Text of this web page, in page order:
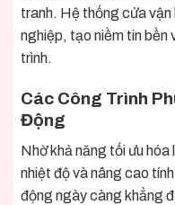
tranh. Hệ thống cửa vận
nghiệp, tạo niềm tin bền
trình.
Các Công Trình
Động
Nhờ khả năng tối ưu
nhiệt độ và nâng cao
động ngày càng khẳng